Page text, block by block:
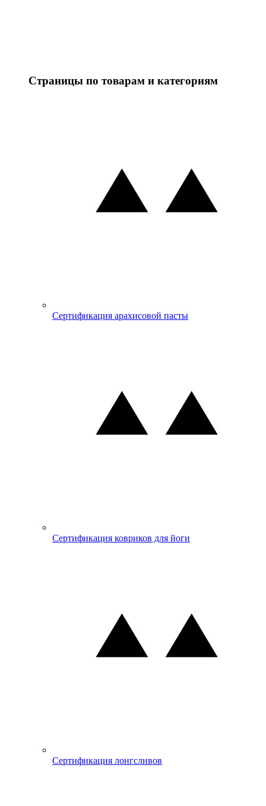
Страницы по товарам и категориям
Сертификация арахисовой пасты
Сертификация ковриков для йоги
Сертификация лонгсливов